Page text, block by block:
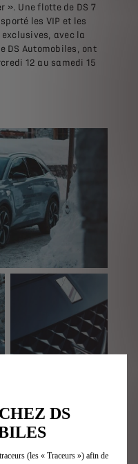
». Une flotte de DS 7
les VIP et les
avec la
DS Automobiles, ont
12 au samedi 15
DS
(les « Traceurs ») afin de